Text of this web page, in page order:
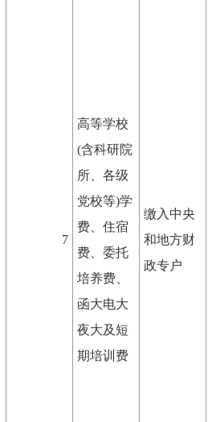
7
高等学校
(含科研院
所、各级
党校等)学
费、住宿
费、委托
培养费、
函大电大
夜大及短
期培训费
缴入中央
和地方财
政专户